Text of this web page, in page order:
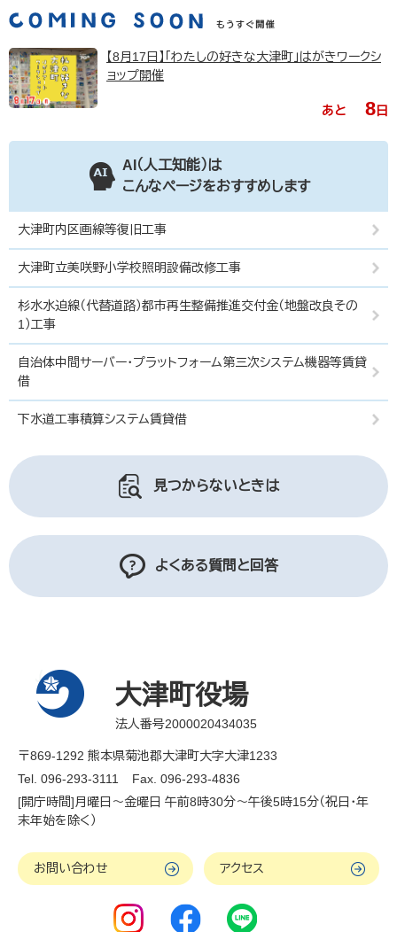
【8月17日】「わたしの好きな大津町」はがきワークシ
ョップ開催
あと 8日
AI（人工知能）は
こんなページをおすすめします
大津町内区画線等復旧工事
大津町立美咲野小学校照明設備改修工事
杉水水迫線（代替道路）都市再生整備推進交付金（地盤改良その
1）工事
自治体中間サーバー・プラットフォーム第三次システム機器等賃貸
借
下水道工事積算システム賃貸借
見つからないときは
よくある質問と回答
大津町役場
法人番号2000020434035
〒869-1292 熊本県菊池郡大津町大字大津1233
Tel. 096-293-3111
Fax. 096-293-4836
[開庁時間]月曜日～金曜日 午前8時30分～午後5時15分（祝日・年
末年始を除く）
お問い合わせ アクセス